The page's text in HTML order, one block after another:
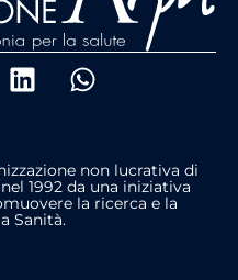
non lucrativa di
1992 da una iniziativa
la ricerca e la
Sanità.